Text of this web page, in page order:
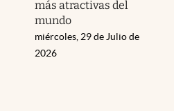
más atractivas del
mundo
miércoles, 29 de Julio de
2026